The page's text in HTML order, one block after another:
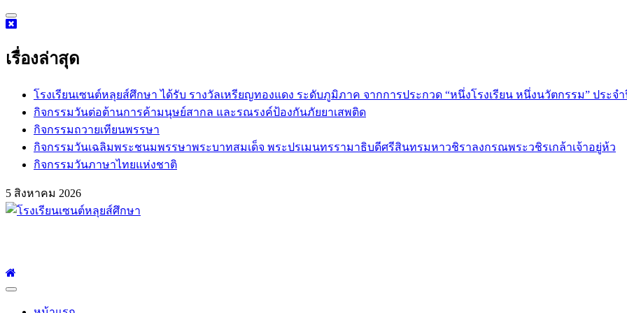
Skip
to
เรื่องล่าสุด
โรงเรียนเซนต์หลุยส์ศึกษา ได้รับ รางวัลเหรียญทองแดง ระดับภูมิภาค จากการประกวด “หนึ่งโรงเรียน หนึ่งนวัตกรรม” ประจำ
กิจกรรม​วันต่อต้านการค้ามนุษย์สากล และรณรงค์ป้องกันภัยยาเสพติด
กิจกรรมถวายเทียนพรรษา
กิจกรรมวันเฉลิมพระชนมพรรษาพระบาทสมเด็จ พระปรเมนทรรามาธิบดีศรีสินทรมหาวชิราลงกรณพระวชิรเกล้าเจ้าอยู่ห้ว
กิจกรรมวันภาษาไทยแห่งชาติ
5 สิงหาคม 2026
Primary